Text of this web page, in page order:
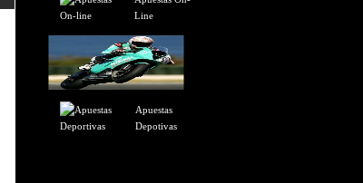
Line
Apuestas
Depotivas